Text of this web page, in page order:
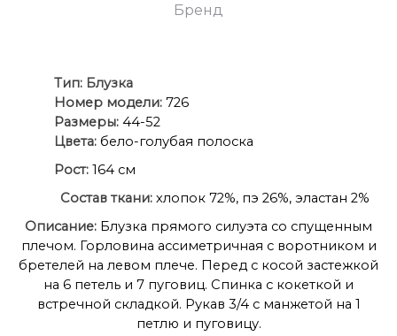
Бренд
Тип: Блузка
Номер модели: 726
Размеры: 44-52
Цвета: бело-голубая полоска
Рост: 164 см
Состав ткани: хлопок 72%, пэ 26%, эластан 2%
Описание: Блузка прямого силуэта со спущенным
плечом. Горловина ассиметричная с воротником и
бретелей на левом плече. Перед с косой застежкой
на 6 петель и 7 пуговиц. Спинка с кокеткой и
встречной складкой. Рукав 3/4 с манжетой на 1
петлю и пуговицу.